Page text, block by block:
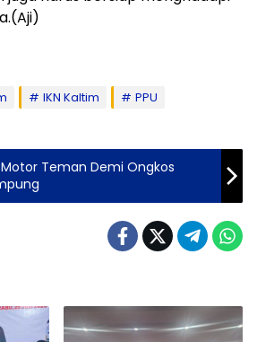
IKN Kaltim
PPU
Teman Demi Ongkos